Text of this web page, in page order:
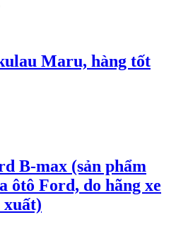
Maru, hàng tốt
B-max (sản phẩm
ôtô Ford, do hãng xe
xuất)